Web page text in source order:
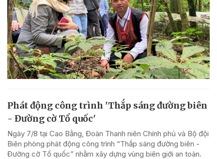
Phát động công trình 'Thắp sáng đường biên
- Đường cờ Tổ quốc'
Ngày 7/8 tại Cao Bằng, Đoàn Thanh niên Chính phủ và Bộ đội
Biên phòng phát động công trình “Thắp sáng đường biên -
Đường cờ Tổ quốc” nhằm xây dựng vùng biên giới an toàn.